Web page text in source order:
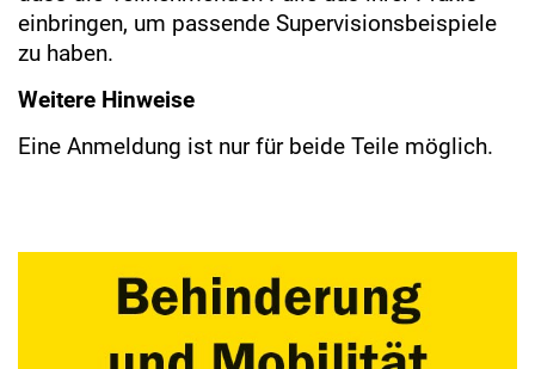
einbringen, um passende Supervisionsbeispiele
zu haben.
Weitere Hinweise
Eine Anmeldung ist nur für beide Teile möglich.